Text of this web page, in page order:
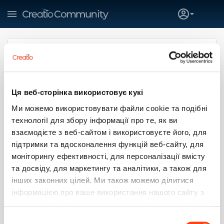
Ця веб-сторінка використовує кукі
Ми можемо використовувати файли cookie та подібні
технології для збору інформації про те, як ви
взаємодієте з веб-сайтом і використовуєте його, для
підтримки та вдосконалення функцій веб-сайту, для
моніторингу ефективності, для персоналізації вмісту
та досвіду, для маркетингу та аналітики, а також для
інших законних цілей. Ми також можемо ділитися
інформацією про ваше використання нашого сайту з
Service_Creatio_enterprise_edition 7.17
ЗАПУСК СКРИПТОВ POWERSHELL
Алексей Следь
10 февраля 2021 17:03
Такой кейс. Хочу немного автоматизировать свою
работу, а именно раздачу прав пользователям на
сетевые папки. Есть готовый скрипт PowerShell с
параметрами. Как его подключить и запустить из бизнес-
процесса?
1